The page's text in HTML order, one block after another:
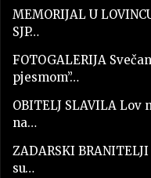
MEMORIJAL U
SJP…
FOTOGALERIJA
pjesmom”…
OBITELJ SLAVILA
na…
ZADARSKI
su…